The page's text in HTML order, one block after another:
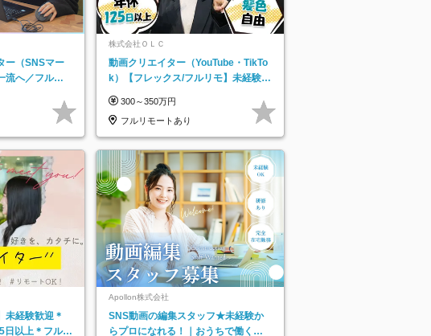
ー（SNSマー
流へ／フルリ
株式会社ＯＬＣ
動画クリエイター（YouTube・TikTo
k）【フレックス/フルリモ】未経験O
300～350万円
フルリモートあり
未経験歓迎＊
日以上＊フルリ
Apollon株式会社
SNS動画の編集スタッフ★未経験か
らプロになれる！｜おうちで働くフ